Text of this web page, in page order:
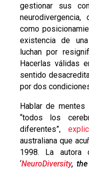
gestionar sus
como
existencia de
luchan por
Hacerlas válidas
sentido
por dos
Hablar de
“todos los
diferentes”,
australiana que
1998. La autora
‘NeuroDiversity,